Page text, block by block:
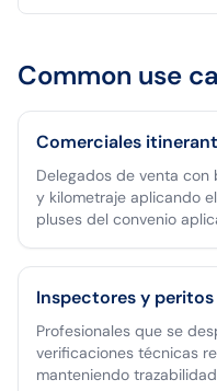
Common use
Comerciales
Delegados de venta con
y kilometraje aplicando
pluses del convenio
Inspectores y peritos
Profesionales que se
verificaciones técnicas
manteniendo